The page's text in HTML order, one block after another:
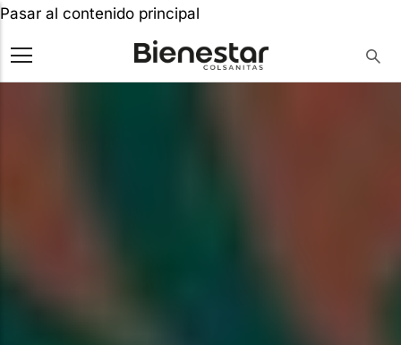
Pasar al contenido principal